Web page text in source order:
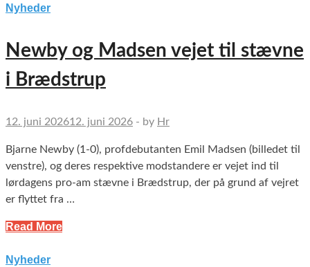
Nyheder
Newby og Madsen vejet til stævne
i Brædstrup
12. juni 202612. juni 2026 - by Hr
Bjarne Newby (1-0), profdebutanten Emil Madsen (billedet til
venstre), og deres respektive modstandere er vejet ind til
lørdagens pro-am stævne i Brædstrup, der på grund af vejret
er flyttet fra …
Read More
Nyheder